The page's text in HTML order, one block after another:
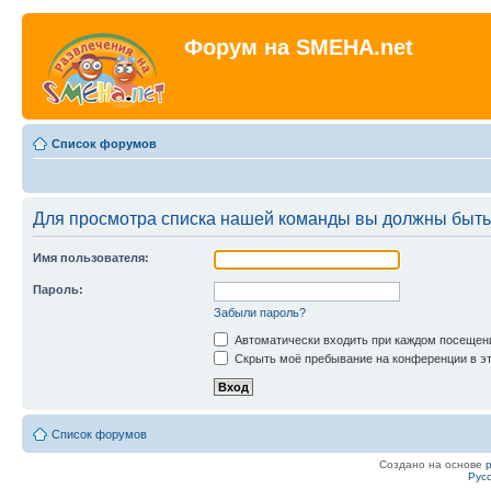
Форум на SMEHA.net
Список форумов
Для просмотра списка нашей команды вы должны
Имя пользователя:
Пароль:
Забыли пароль?
Автоматически входить при каждом
Скрыть моё пребывание на конференции в
Список форумов
Создано на основе